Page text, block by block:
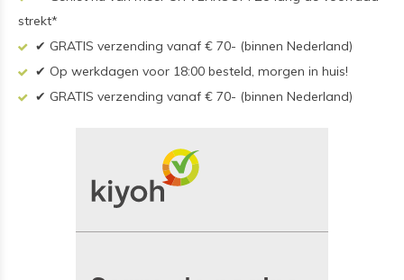
strekt*
✔ GRATIS verzending vanaf € 70- (binnen Nederland)
✔ Op werkdagen voor 18:00 besteld, morgen in huis!
✔ GRATIS verzending vanaf € 70- (binnen Nederland)